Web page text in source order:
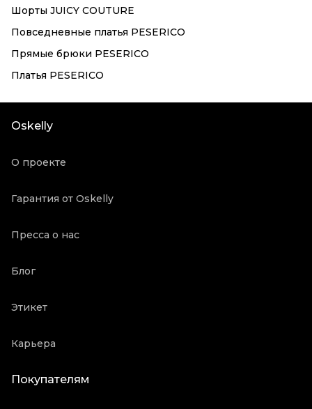
Шорты JUICY COUTURE
Повседневные платья PESERICO
Прямые брюки PESERICO
Платья PESERICO
Oskelly
О проекте
Гарантия от Oskelly
Пресса о нас
Блог
Этикет
Карьера
Покупателям